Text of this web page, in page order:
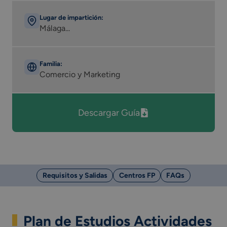
Lugar de impartición:
Málaga...
Familia:
Comercio y Marketing
Descargar Guía
Requisitos y Salidas Centros FP FAQs
Plan de Estudios Actividades